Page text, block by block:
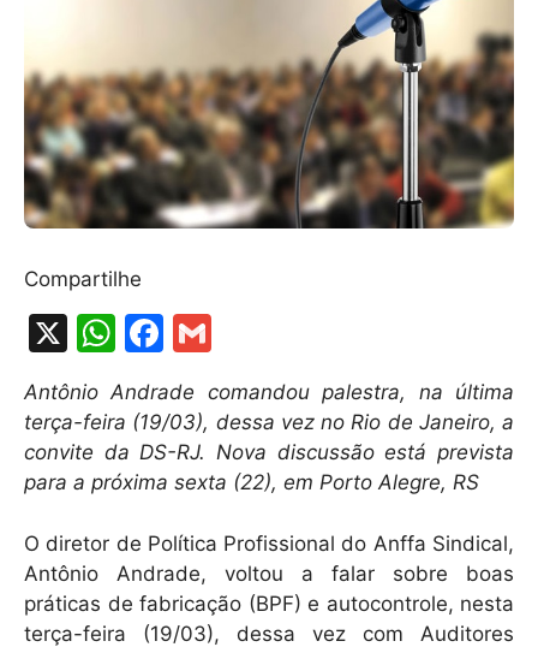
Compartilhe
X
W
h
at
s
A
p
p
F
a
c
e
b
o
o
k
ai
l
Antônio Andrade comandou palestra, na última
terça-feira (19/03), dessa vez no Rio de Janeiro, a
convite da DS-RJ. Nova discussão está prevista
para a próxima sexta (22), em Porto Alegre, RS
O diretor de Política Profissional do Anffa Sindical,
Antônio Andrade, voltou a falar sobre boas
práticas de fabricação (BPF) e autocontrole, nesta
terça-feira (19/03), dessa vez com Auditores